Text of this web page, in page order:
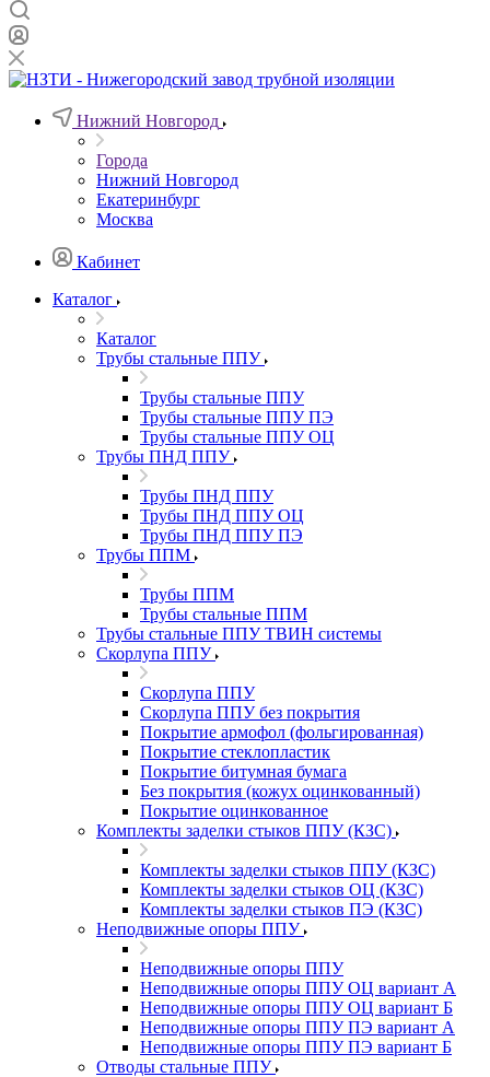
Нижний Новгород
Города
Нижний Новгород
Екатеринбург
Москва
Кабинет
Каталог
Каталог
Трубы стальные ППУ
Трубы стальные ППУ
Трубы стальные ППУ ПЭ
Трубы стальные ППУ ОЦ
Трубы ПНД ППУ
Трубы ПНД ППУ
Трубы ПНД ППУ ОЦ
Трубы ПНД ППУ ПЭ
Трубы ППМ
Трубы ППМ
Трубы стальные ППМ
Трубы стальные ППУ ТВИН системы
Скорлупа ППУ
Скорлупа ППУ
Скорлупа ППУ без покрытия
Покрытие армофол (фольгированная)
Покрытие стеклопластик
Покрытие битумная бумага
Без покрытия (кожух оцинкованный)
Покрытие оцинкованное
Комплекты заделки стыков ППУ (КЗС)
Комплекты заделки стыков ППУ (КЗС)
Комплекты заделки стыков ОЦ (КЗС)
Комплекты заделки стыков ПЭ (КЗС)
Неподвижные опоры ППУ
Неподвижные опоры ППУ
Неподвижные опоры ППУ ОЦ вариант А
Неподвижные опоры ППУ ОЦ вариант Б
Неподвижные опоры ППУ ПЭ вариант А
Неподвижные опоры ППУ ПЭ вариант Б
Отводы стальные ППУ